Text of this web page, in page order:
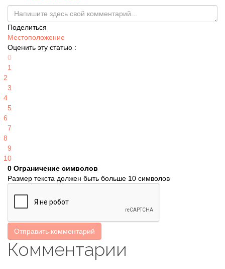
Поделиться
Местоположение
Оценить эту статью :
0
1
2
3
4
5
6
7
8
9
10
0 Ограничение символов
Размер текста должен быть больше 10 символов
Отправить комментарий
Комментарии